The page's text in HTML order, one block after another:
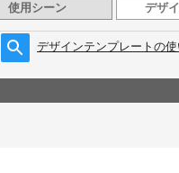
使用シーン デザ
デザインテンプレートの